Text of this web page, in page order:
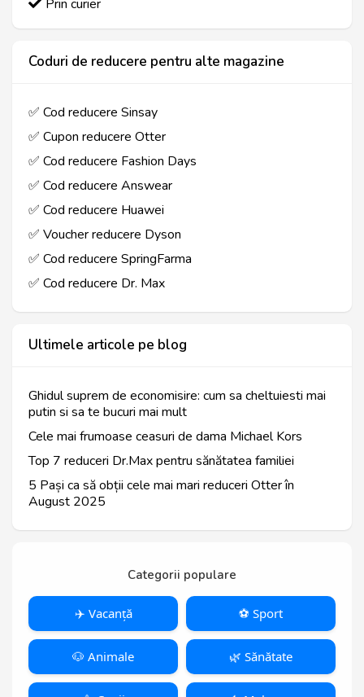
Prin curier
Coduri de reducere pentru alte magazine
✅ Cod reducere Sinsay
✅ Cupon reducere Otter
✅ Cod reducere Fashion Days
✅ Cod reducere Answear
✅ Cod reducere Huawei
✅ Voucher reducere Dyson
✅ Cod reducere SpringFarma
✅ Cod reducere Dr. Max
Ultimele articole pe blog
Ghidul suprem de economisire: cum sa cheltuiesti mai
putin si sa te bucuri mai mult
Cele mai frumoase ceasuri de dama Michael Kors
Top 7 reduceri Dr.Max pentru sănătatea familiei
5 Pași ca să obții cele mai mari reduceri Otter în
August 2025
Categorii populare
✈️ Vacanță ⚽️ Sport
🐶 Animale 🌿 Sănătate